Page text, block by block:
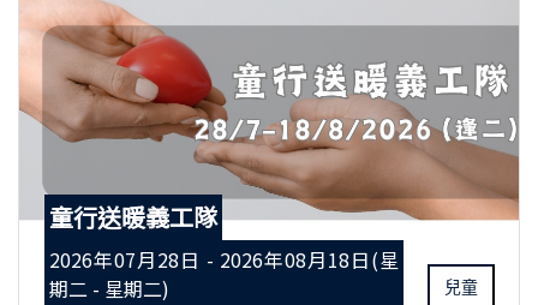
童行送暖義工隊
2026年07月28日 - 2026年08月18日(星
期二 - 星期二)
兒童